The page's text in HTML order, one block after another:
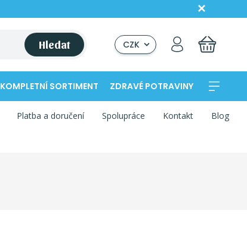
Hledat CZK
KOMPLETNÍ SORTIMENT ZDRAVÉ POTRAVINY
Platba a doručení Spolupráce Kontakt Blog